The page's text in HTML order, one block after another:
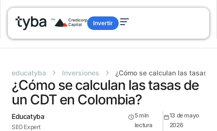
Invertir
educatyba › Inversiones › ¿Cómo se calculan las tasas
¿Cómo se calculan las tasas de
un CDT en Colombia?
Educatyba
SEO Expert
5 min
lectura
13 de mayo
2026